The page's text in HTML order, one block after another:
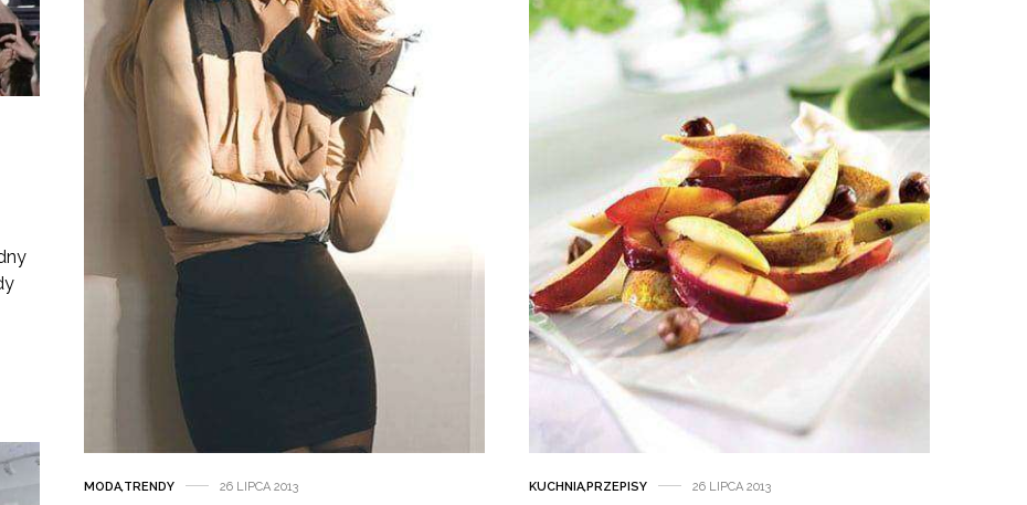
MODA,TRENDY 26 LIPCA 2013 KUCHNIA,PRZEPISY 26 LIPCA 2013